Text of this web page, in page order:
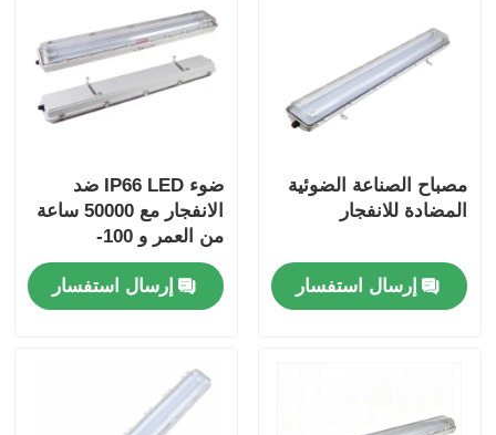
مصباح الصناعة الضوئية
المضادة للانفجار
إرسال استفسار
ضوء IP66 LED ضد
الانفجار مع 50000 ساعة
من العمر و 100-
277VAC الجهد العريض
للمناطق الخطرة
إرسال استفسار